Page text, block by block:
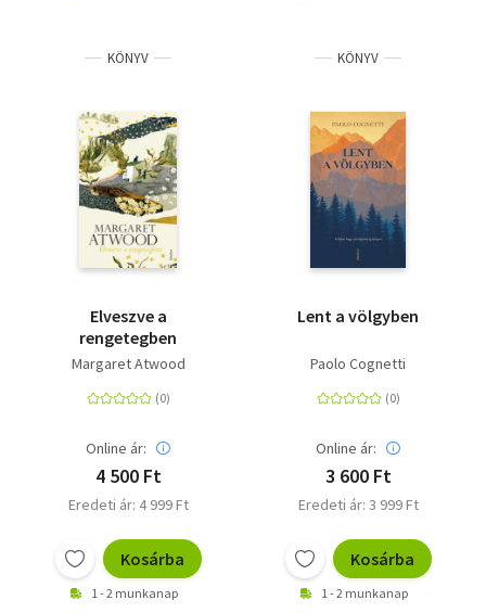
KÖNYV
Elveszve a
rengetegben
Margaret Atwood
Online ár:
4 500 Ft
Eredeti ár: 4 999 Ft
Kosárba
1 - 2 munkanap
KÖNYV
Lent a völgyben
Paolo Cognetti
Online ár:
3 600 Ft
Eredeti ár: 3 999 Ft
Kosárba
1 - 2 munkanap